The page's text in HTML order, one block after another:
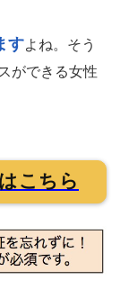
すよね。そう
ができる女性
こちら